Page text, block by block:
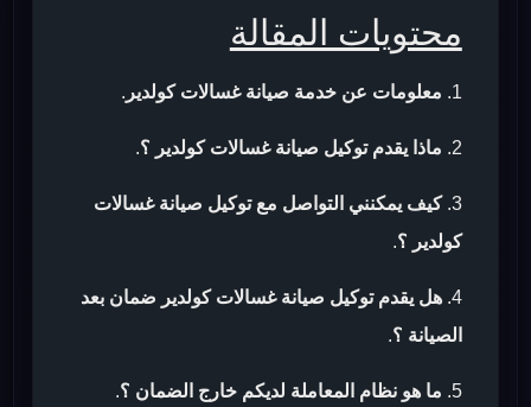
محتويات المقالة
معلومات عن خدمة صيانة غسالات كولدير .
ماذا يقدم توكيل صيانة غسالات كولدير ؟.
كيف يمكنني التواصل مع توكيل صيانة غسالات
كولدير ؟.
هل يقدم توكيل صيانة غسالات كولدير ضمان بعد
الصيانة ؟.
ما هو نظام المعاملة لديكم خارج الضمان ؟.